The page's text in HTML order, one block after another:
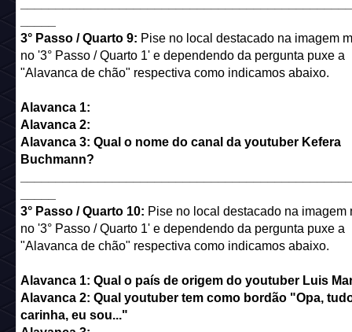
3° Passo / Quarto 9: Pise no local destacado na imagem
no '3° Passo / Quarto 1' e dependendo da pergunta puxe a
"Alavanca de chão" respectiva como indicamos abaixo.
Alavanca 1:
Alavanca 2:
Alavanca 3: Qual o nome do canal da youtuber Kefera
Buchmann?
3° Passo / Quarto 10: Pise no local destacado na imagem
no '3° Passo / Quarto 1' e dependendo da pergunta puxe a
"Alavanca de chão" respectiva como indicamos abaixo.
Alavanca 1: Qual o país de origem do youtuber Luis
Alavanca 2: Qual youtuber tem como bordão "Opa,
carinha, eu sou..."